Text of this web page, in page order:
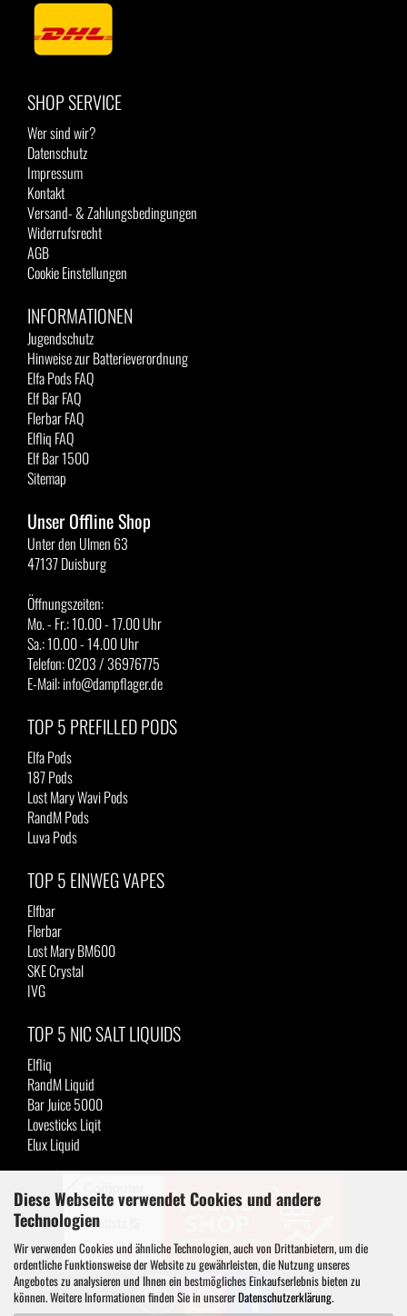
Diese Webseite verwendet Cookies und andere
Technologien
Wir verwenden Cookies und ähnliche Technologien, auch von Drittanbietern, um die
ordentliche Funktionsweise der Website zu gewährleisten, die Nutzung unseres
Angebotes zu analysieren und Ihnen ein bestmögliches Einkaufserlebnis bieten zu
können. Weitere Informationen finden Sie in unsererDatenschutzerklärung.
SHOP SERVICE
Wer sind wir?
Datenschutz
Impressum
Kontakt
Versand- & Zahlungsbedingungen
Widerrufsrecht
AGB
Cookie Einstellungen
INFORMATIONEN
Jugendschutz
Hinweise zur Batterieverordnung
Elfa Pods FAQ
Elf Bar FAQ
Flerbar FAQ
Elfliq FAQ
Elf Bar 1500
Sitemap
Unser Offline Shop
Unter den Ulmen 63
47137 Duisburg
Öffnungszeiten:
Mo. - Fr.: 10.00 - 17.00 Uhr
Sa.: 10.00 - 14.00 Uhr
Telefon: 0203 / 36976775
E-Mail: info@dampflager.de
TOP 5 PREFILLED PODS
Elfa Pods
187 Pods
Lost Mary Wavi Pods
RandM Pods
Luva Pods
TOP 5 EINWEG VAPES
Elfbar
Flerbar
Lost Mary BM600
SKE Crystal
IVG
TOP 5 NIC SALT LIQUIDS
Elfliq
RandM Liquid
Bar Juice 5000
Lovesticks Liqit
Elux Liquid